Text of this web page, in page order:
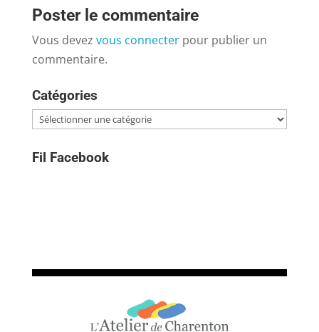
Poster le commentaire
Vous devez vous connecterpour publier un
commentaire.
Catégories
Catégories
Fil Facebook